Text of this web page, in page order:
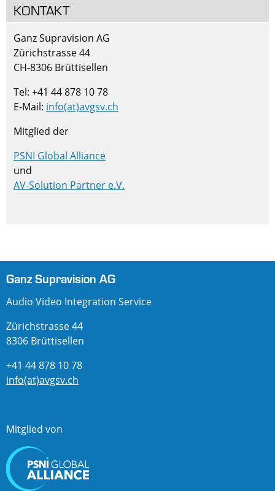
KONTAKT
Ganz Supravision AG
Zürichstrasse 44
CH-8306 Brüttisellen
Tel: +41 44 878 10 78
E-Mail: info(at)avgsv.ch
Mitglied der
PSNI Global Alliance
und
AV-Solution Partner e.V.
Ganz Supravision AG
Audio Video Integration Service
Zürichstrasse 44
8306 Brüttisellen
+41 44 878 10 78
info(at)avgsv.ch
Mitglied von